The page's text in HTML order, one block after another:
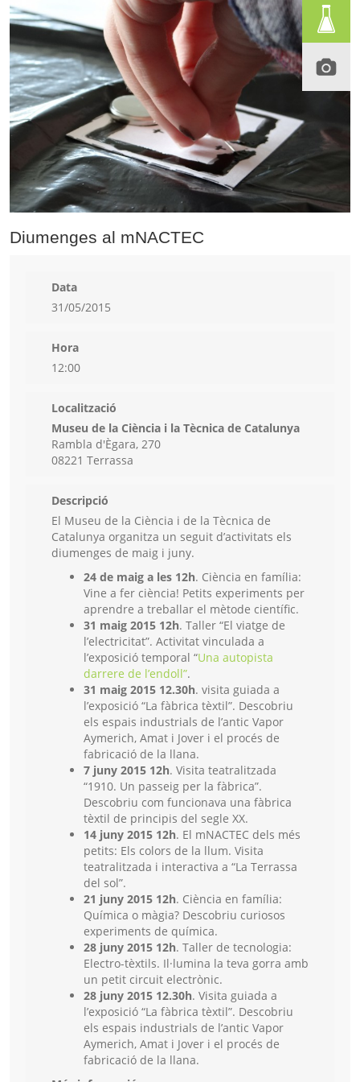
Diumenges al mNACTEC
Data
31/05/2015
Hora
12:00
Localització
Museu de la Ciència i la Tècnica de Catalunya
Rambla d'Ègara, 270
08221 Terrassa
Descripció
El Museu de la Ciència i de la Tècnica de
Catalunya organitza un seguit d’activitats els
diumenges de maig i juny.
24 de maig a les 12h. Ciència en família:
Vine a fer ciència! Petits experiments per
aprendre a treballar el mètode científic.
31 maig 2015 12h. Taller “El viatge de
l’electricitat”. Activitat vinculada a
l’exposició temporal “Una autopista
darrere de l’endoll”.
31 maig 2015 12.30h. visita guiada a
l’exposició “La fàbrica tèxtil”. Descobriu
els espais industrials de l’antic Vapor
Aymerich, Amat i Jover i el procés de
fabricació de la llana.
7 juny 2015 12h. Visita teatralitzada
“1910. Un passeig per la fàbrica”.
Descobriu com funcionava una fàbrica
tèxtil de principis del segle XX.
14 juny 2015 12h. El mNACTEC dels més
petits: Els colors de la llum. Visita
teatralitzada i interactiva a “La Terrassa
del sol”.
21 juny 2015 12h. Ciència en família:
Química o màgia? Descobriu curiosos
experiments de química.
28 juny 2015 12h. Taller de tecnologia:
Electro-tèxtils. Il·lumina la teva gorra amb
un petit circuit electrònic.
28 juny 2015 12.30h. Visita guiada a
l’exposició “La fàbrica tèxtil”. Descobriu
els espais industrials de l’antic Vapor
Aymerich, Amat i Jover i el procés de
fabricació de la llana.